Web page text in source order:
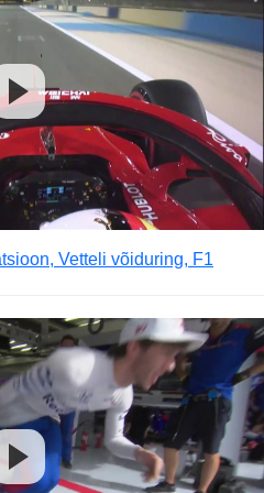
Vetteli võiduring, F1